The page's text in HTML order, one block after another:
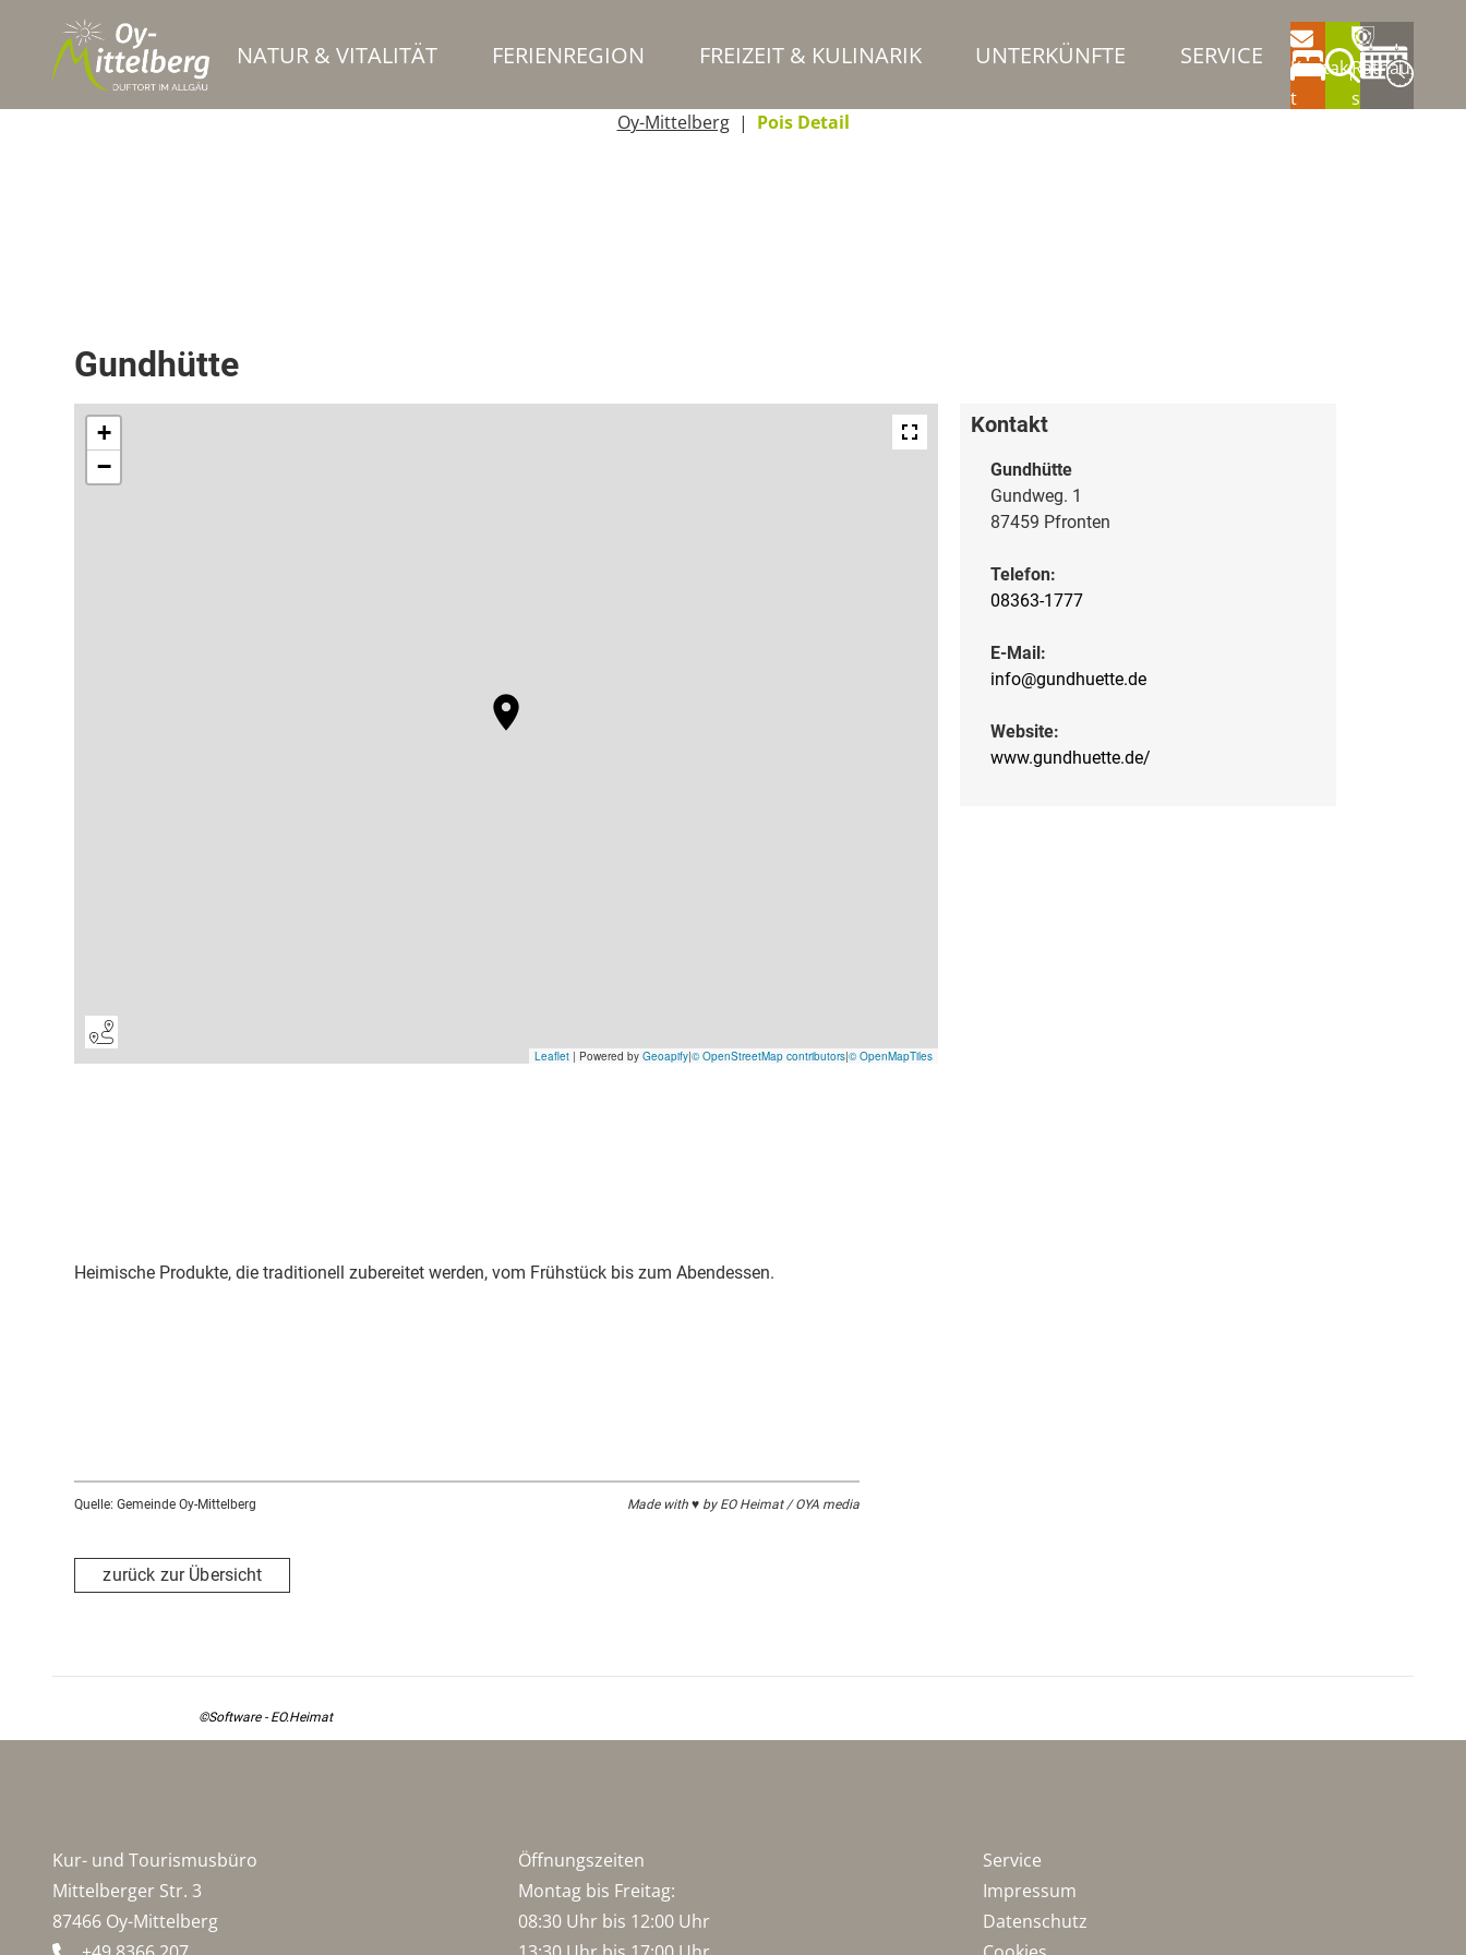
NATUR & VITALITÄT FERIENREGION FREIZEIT & KULINARIK UNTERKÜNFTE SERVICE
Kontak
t
Rathau
s
Oy-Mittelberg
Pois Detail
Gundhütte
Heimische Produkte, die traditionell zubereitet werden, vom Frühstück bis zum Abendessen.
Quelle: Gemeinde Oy-Mittelberg Made with ♥ by EO Heimat / OYA media
zurück zur Übersicht
Kontakt
Gundhütte
Gundweg. 1
87459 Pfronten
Telefon:
08363-1777
E-Mail:
info@gundhuette.de
Website:
www.gundhuette.de/
©Software - EO.Heimat
Kur- und Tourismusbüro
Mittelberger Str. 3
87466 Oy-Mittelberg
Öffnungszeiten
Montag bis Freitag:
08:30 Uhr bis 12:00 Uhr
Service
Impressum
Datenschutz